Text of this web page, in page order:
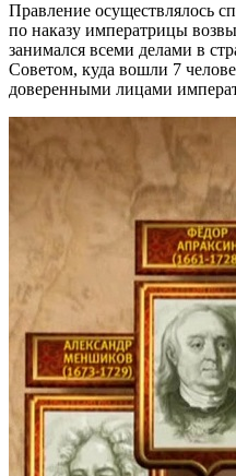
Правление осуществлялось
по наказу императрицы
занимался всеми делами в
Советом, куда вошли 7
доверенными лицами